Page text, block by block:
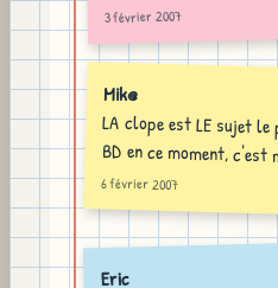
3 février 2007
Mik@
LA clope est LE sujet
BD en ce moment,
6 février 2007
Eric